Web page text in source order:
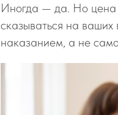
Иногда — да. Но цена
сказываться на
наказанием, а не